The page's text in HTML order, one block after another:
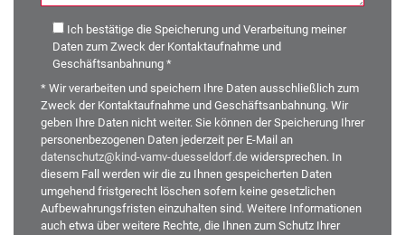
Ich bestätige die Speicherung und Verarbeitung meiner
Daten zum Zweck der Kontaktaufnahme und
Geschäftsanbahnung *
* Wir verarbeiten und speichern Ihre Daten ausschließlich zum
Zweck der Kontaktaufnahme und Geschäftsanbahnung. Wir
geben Ihre Daten nicht weiter. Sie können der Speicherung Ihrer
personenbezogenen Daten jederzeit per E-Mail an
datenschutz@kind-vamv-duesseldorf.de widersprechen. In
diesem Fall werden wir die zu Ihnen gespeicherten Daten
umgehend fristgerecht löschen sofern keine gesetzlichen
Aufbewahrungsfristen einzuhalten sind. Weitere Informationen
auch etwa über weitere Rechte, die Ihnen zum Schutz Ihrer